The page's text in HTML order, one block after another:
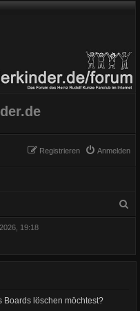
Anmelden
Registrieren
19:18
Boards löschen möchtest?